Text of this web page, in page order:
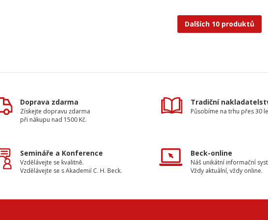
Dalších 10 produktů
Doprava zdarma
Získejte dopravu zdarma
při nákupu nad 1500 Kč.
Tradiční
Působíme na trhu přes 30
Semináře a Konference
Vzdělávejte se kvalitně.
Vzdělávejte se s Akademií C. H. Beck.
Beck-online
Náš unikátní informační
Vždy aktuální, vždy online.